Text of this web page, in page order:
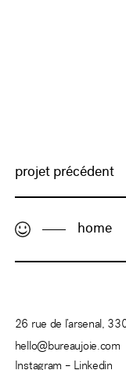
projet précédent
home
26 rue de l’arsenal,
hello@bureaujoie.com
Instagram – Linkedin